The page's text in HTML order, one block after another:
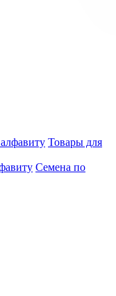
Товары для
Семена по